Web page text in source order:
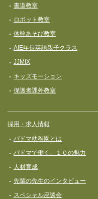
書道教室
ロボット教室
体幹あそび教室
AIE年長英語親子クラス
JJMIX
キッズモーション
保護者課外教室
採用・求人情報
パドマ幼稚園とは
パドマで働く、１０の魅力
人材育成
先輩の先生のインタビュー
スペシャル座談会